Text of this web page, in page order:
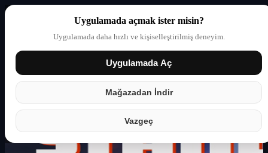
Uygulamada açmak ister misin?
Uygulamada daha hızlı ve kişiselleştirilmiş deneyim.
Uygulamada Aç
Mağazadan İndir
Vazgeç
Giriş yap Partner